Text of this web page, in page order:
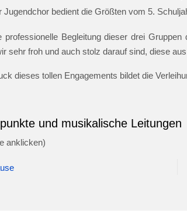
Jugendchor bedient die Größten vom 5.
professionelle Begleitung dieser drei
sehr froh und auch stolz darauf sind, diese
dieses tollen Engagements bildet die
und musikalische Leitungen
anklicken)